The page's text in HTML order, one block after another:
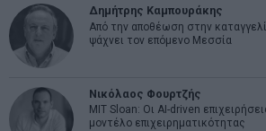
Δημήτρης Καμπουράκης
Από την αποθέωση στην
ψάχνει τον επόμενο Μεσσία
Νικόλαος Φουρτζής
MIT Sloan: Οι AI-driven
μοντέλο επιχειρηματικότητας